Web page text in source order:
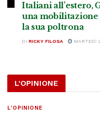
Italiani all’estero,
una mobilitazione
la sua poltrona
DI RICKY FILOSA MARTEDÌ
L'OPINIONE
L'OPINIONE